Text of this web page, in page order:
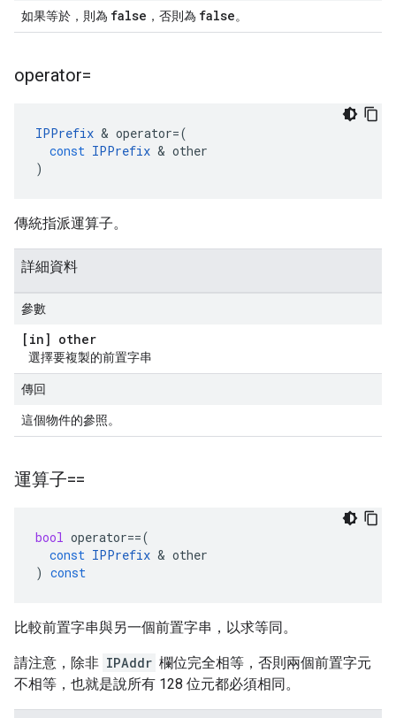
如果等於，則為 false ，否則為 false。
operator=
IPPrefix & operator=(
const IPPrefix & other
)
傳統指派運算子。
詳細資料
參數
[in] other
選擇要複製的前置字串
傳回
這個物件的參照。
運算子==
bool operator==(
const IPPrefix & other
) const
比較前置字串與另一個前置字串，以求等同。
請注意，除非 IPAddr 欄位完全相等，否則兩個前置字元
不相等，也就是說所有 128 位元都必須相同。